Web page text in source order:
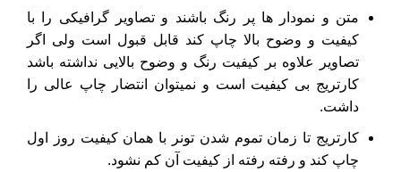
متن و نمودار ها پر رنگ باشند و تصاویر گرافیکی را با
کیفیت و وضوح بالا چاپ کند قابل قبول است ولی اگر
تصاویر علاوه بر کیفیت رنگ و وضوح بالایی نداشته باشد
کارتریج بی کیفیت است و نمیتوان انتضار چاپ عالی را
داشت.
کارتریج تا زمان تموم شدن تونر با همان کیفیت روز اول
چاپ کند و رفته رفته از کیفیت آن کم نشود.